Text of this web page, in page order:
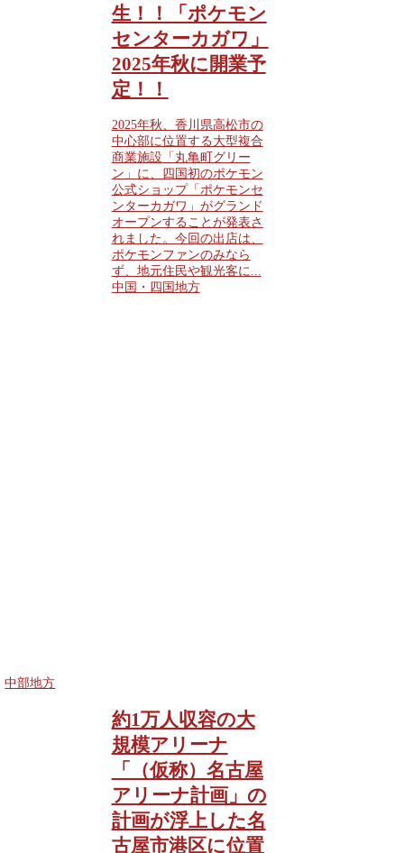
生！！「ポケモン
センターカガワ」
2025年秋に開業予
定！！
2025年秋、香川県高松市の
中心部に位置する大型複合
商業施設「丸亀町グリー
ン」に、四国初のポケモン
公式ショップ「ポケモンセ
ンターカガワ」がグランド
オープンすることが発表さ
れました。今回の出店は、
ポケモンファンのみなら
ず、地元住民や観光客に...
中国・四国地方
中部地方
約1万人収容の大
規模アリーナ
「（仮称）名古屋
アリーナ計画」の
計画が浮上した名
古屋市港区に位置